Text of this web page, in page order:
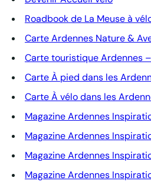
Roadbook de La Meuse à
Carte Ardennes Nature &
Carte touristique Ardennes –
Carte À pied dans les
Carte À vélo dans les
Magazine Ardennes
Magazine Ardennes
Magazine Ardennes
Magazine Ardennes